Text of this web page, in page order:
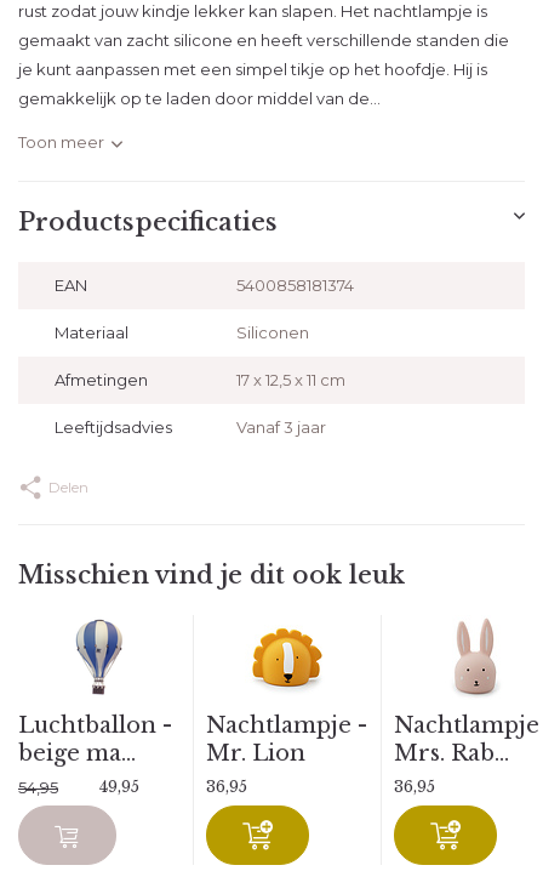
rust zodat jouw kindje lekker kan slapen. Het nachtlampje is
gemaakt van zacht silicone en heeft verschillende standen die
je kunt aanpassen met een simpel tikje op het hoofdje. Hij is
gemakkelijk op te laden door middel van de...
Toon meer
Productspecificaties
EAN 5400858181374
Materiaal Siliconen
Afmetingen 17 x 12,5 x 11 cm
Leeftijdsadvies Vanaf 3 jaar
Delen
Misschien vind je dit ook leuk
Luchtballon -
beige ma...
54,95 49,95
Nachtlampje -
Mr. Lion
36,95
Mrs. Rab...
36,95